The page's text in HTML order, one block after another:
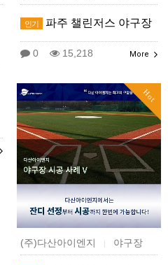
인기 파주 챌린저스 야구장
0 15,218 More
Hot
(주)다산아이엔지 | 야구장